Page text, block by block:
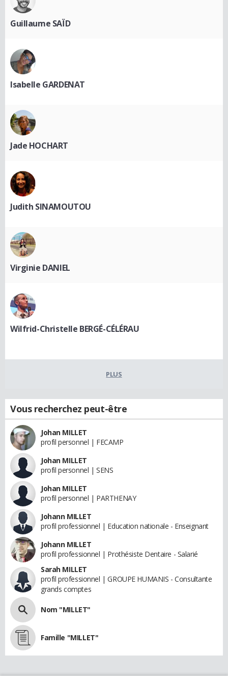
Guillaume SAÏD
Isabelle GARDENAT
Jade HOCHART
Judith SINAMOUTOU
Virginie DANIEL
Wilfrid-Christelle BERGÉ-CÉLÉRAU
PLUS
Vous recherchez peut-être
Johan MILLET
profil personnel | FECAMP
Johan MILLET
profil personnel | SENS
Johan MILLET
profil personnel | PARTHENAY
Johann MILLET
profil professionnel | Education nationale - Enseignant
Johann MILLET
profil professionnel | Prothésiste Dentaire - Salarié
Sarah MILLET
profil professionnel | GROUPE HUMANIS - Consultante
grands comptes
Nom "MILLET"
Famille "MILLET"